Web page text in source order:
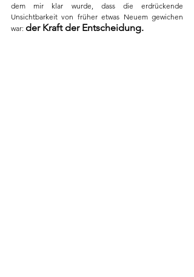
dem mir klar wurde, dass die erdrückende
Unsichtbarkeit von früher etwas Neuem gewichen
war: der Kraft der Entscheidung.